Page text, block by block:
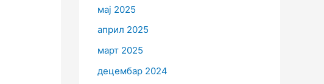
мај 2025
април 2025
март 2025
децембар 2024